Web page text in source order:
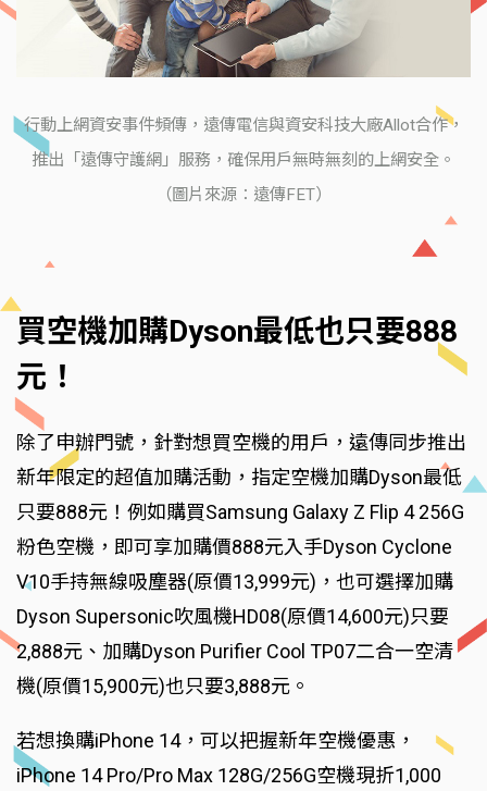
行動上網資安事件頻傳，遠傳電信與資安科技大廠Allot合作，
推出「遠傳守護網」服務，確保用戶無時無刻的上網安全。
（圖片來源：遠傳FET）
買空機加購Dyson最低也只要888
元！
除了申辦門號，針對想買空機的用戶，遠傳同步推出
新年限定的超值加購活動，指定空機加購Dyson最低
只要888元！例如購買Samsung Galaxy Z Flip 4 256G
粉色空機，即可享加購價888元入手Dyson Cyclone
V10手持無線吸塵器(原價13,999元)，也可選擇加購
Dyson Supersonic吹風機HD08(原價14,600元)只要
2,888元、加購Dyson Purifier Cool TP07二合一空清
機(原價15,900元)也只要3,888元。
若想換購iPhone 14，可以把握新年空機優惠，
iPhone 14 Pro/Pro Max 128G/256G空機現折1,000